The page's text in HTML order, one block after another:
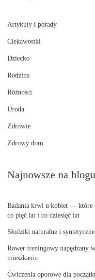
Artykuły i porady
Ciekawostki
Dziecko
Rodzina
Różności
Uroda
Zdrowie
Zdrowy dom
Najnowsze na blogu
Badania krwi u kobiet — które
co pięć lat i co dziesięć lat
Słodziki naturalne i
Rower treningowy napędzany
mieszkaniu
Ćwiczenia oporowe dla